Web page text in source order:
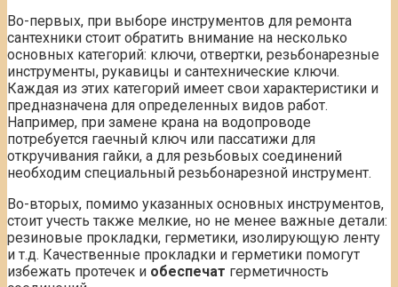
Во-первых, при выборе инструментов для ремонта
сантехники стоит обратить внимание на несколько
основных категорий: ключи, отвертки, резьбонарезные
инструменты, рукавицы и сантехнические ключи.
Каждая из этих категорий имеет свои характеристики и
предназначена для определенных видов работ.
Например, при замене крана на водопроводе
потребуется гаечный ключ или пассатижи для
откручивания гайки, а для резьбовых соединений
необходим специальный резьбонарезной инструмент.
Во-вторых, помимо указанных основных инструментов,
стоит учесть также мелкие, но не менее важные детали:
резиновые прокладки, герметики, изолирующую ленту
и т.д. Качественные прокладки и герметики помогут
избежать протечек и обеспечат герметичность